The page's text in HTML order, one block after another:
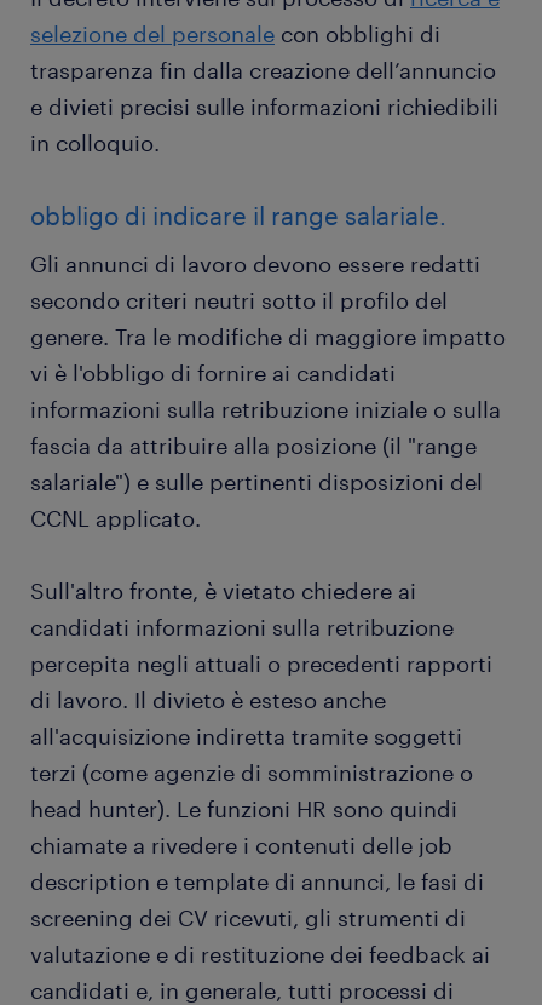
selezione del personale con obblighi di
trasparenza fin dalla creazione dell’annuncio
e divieti precisi sulle informazioni richiedibili
in colloquio.
obbligo di indicare il range salariale.
Gli annunci di lavoro devono essere redatti
secondo criteri neutri sotto il profilo del
genere. Tra le modifiche di maggiore impatto
vi è l'obbligo di fornire ai candidati
informazioni sulla retribuzione iniziale o sulla
fascia da attribuire alla posizione (il "range
salariale") e sulle pertinenti disposizioni del
CCNL applicato.
Sull'altro fronte, è vietato chiedere ai
candidati informazioni sulla retribuzione
percepita negli attuali o precedenti rapporti
di lavoro. Il divieto è esteso anche
all'acquisizione indiretta tramite soggetti
terzi (come agenzie di somministrazione o
head hunter). Le funzioni HR sono quindi
chiamate a rivedere i contenuti delle job
description e template di annunci, le fasi di
screening dei CV ricevuti, gli strumenti di
valutazione e di restituzione dei feedback ai
candidati e, in generale, tutti processi di